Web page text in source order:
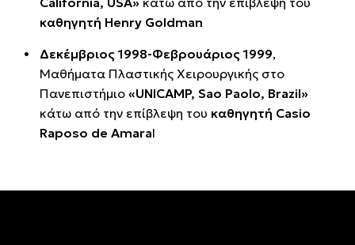
καθηγητή Henry Goldman
Δεκέμβριος 1998-Φεβρουάριος 1999,
Μαθήματα Πλαστικής Χειρουργικής στο
Πανεπιστήμιο «UNICAMP, Sao Paolo, Brazil»
κάτω από την επίβλεψη του καθηγητή Casio
Raposo de Amaral